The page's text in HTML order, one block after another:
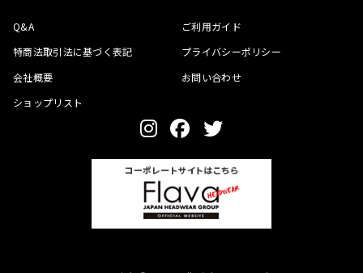
Q&A
ご利用ガイド
特商法取引法に基づく表記
プライバシーポリシー
会社概要
お問い合わせ
ショップリスト